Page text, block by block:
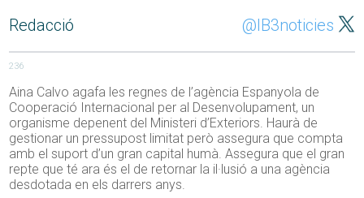
Redacció @IB3noticies
236
Aina Calvo agafa les regnes de l’agència Espanyola de
Cooperació Internacional per al Desenvolupament, un
organisme depenent del Ministeri d’Exteriors. Haurà de
gestionar un pressupost limitat però assegura que compta
amb el suport d’un gran capital humà. Assegura que el gran
repte que té ara és el de retornar la il·lusió a una agència
desdotada en els darrers anys.